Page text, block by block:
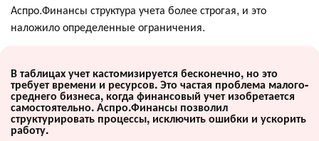
Аспро.Финансы структура учета более строгая, и это
наложило определенные ограничения.
В таблицах учет кастомизируется бесконечно, но это
требует времени и ресурсов. Это частая проблема малого-
среднего бизнеса, когда финансовый учет изобретается
самостоятельно. Аспро.Финансы позволил
структурировать процессы, исключить ошибки и ускорить
работу.